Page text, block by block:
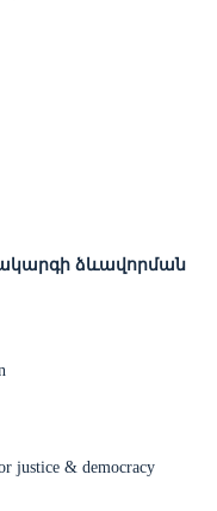
ձևավորման
justice & democracy